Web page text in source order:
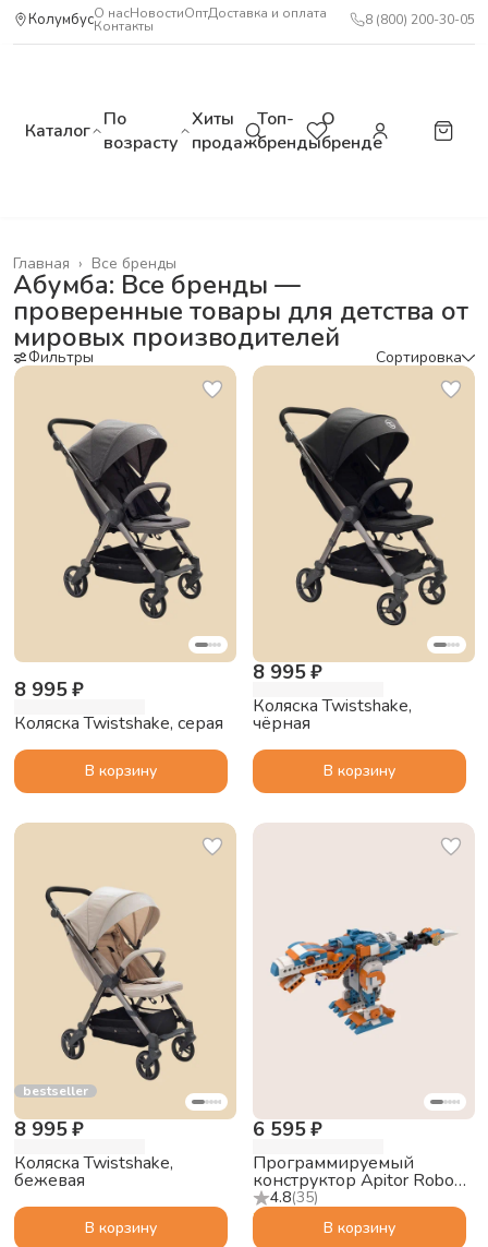
КолумбусО насНовостиОптДоставка и оплата
Контакты 8 (800) 200-30-05
Каталог По
возрасту
Хиты
продаж
Топ-
бренды
О
бренде
Все бренды
Главная ›
Абумба: Все бренды —
проверенные товары для детства от
мировых производителей
Фильтры Сортировка
8 995 ₽
Коляска Twistshake, серая
В корзину
8 995 ₽
Коляска Twistshake,
чёрная
В корзину
bestseller
8 995 ₽
Коляска Twistshake,
бежевая
В корзину
4.8(35)
6 595 ₽
Программируемый
конструктор Apitor Robot
X 12в1
В корзину